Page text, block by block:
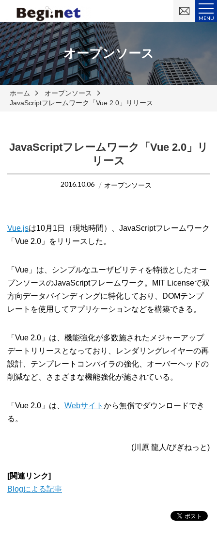
MENU
い
オープンソース
ホーム
オープンソース
JavaScriptフレームワーク「Vue 2.0」リリース
JavaScriptフレームワーク「Vue 2.0」リ
リース
2016.10.06 オープンソース
Vue.jsは10月1日（現地時間）、JavaScriptフレームワーク
「Vue 2.0」をリリースした。
「Vue」は、シンプルなユーザビリティを特徴としたオー
プンソースのJavaScriptフレームワーク。MIT Licenseで双
方向データバインディングに特化しており、DOMテンプ
レートを使用してアプリケーションなどを構築できる。
「Vue 2.0」は、機能強化が多数施されたメジャーアップ
デートリリースとなっており、レンダリングレイヤーの再
設計、テンプレートコンパイラの強化、オーバーヘッドの
削減など、さまざまな機能強化が施されている。
「Vue 2.0」は、 Webサイト から無償でダウンロードでき
る。
(川原 龍人/びぎねっと)
[関連リンク]
Blogによる記事